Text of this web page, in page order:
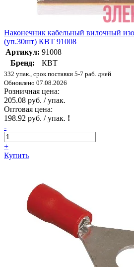
Наконечник кабельный вилочный
(уп.30шт) КВТ 91008
Артикул: 91008
Бренд:
КВТ
332 упак., срок поставки 5-7 раб. дней
Обновлено 07.08.2026
Розничная цена:
205.08 руб. / упак.
Оптовая цена:
198.92 руб. / упак. !
-
+
Купить